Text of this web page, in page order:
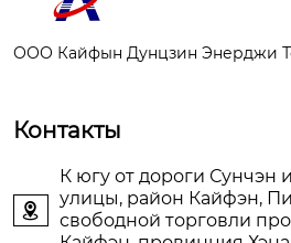
ООО Кайфын Дунцзин Энерджи
Контакты

К югу от дороги Сунчэн
улицы, район Кайфэн,
свободной торговли